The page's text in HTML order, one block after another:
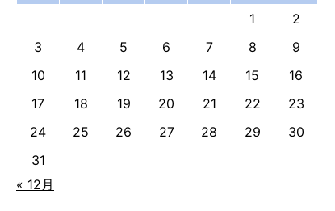
1
2
3
4 5 6 7 8
9
10
11 12 13 14 15
16
17
18 19 20 21 22
23
24
25 26 27 28 29
30
31
« 12月